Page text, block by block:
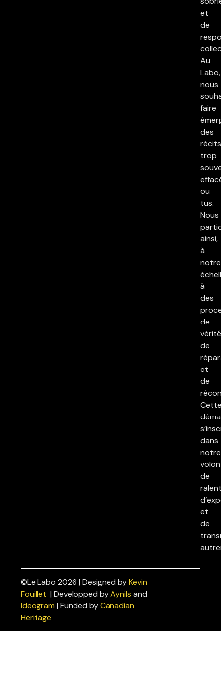
et
de
Au
Labo,
nous
faire
des
récits
trop
ou
tus.
Nous
ainsi,
à
notre
à
des
de
de
et
de
Cette
dans
notre
de
et
de
©Le Labo 2026 | Designed byKevin
Fouillet | Developped byAynils and
Ideogram | Funded byCanadian
Heritage